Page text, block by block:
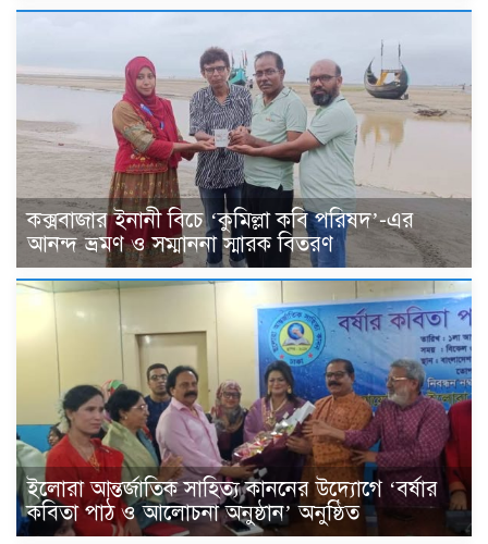
কক্সবাজার ইনানী বিচে ‘কুমিল্লা কবি পরিষদ’-এর
আনন্দ ভ্রমণ ও সম্মাননা স্মারক বিতরণ
ইলোরা আন্তর্জাতিক সাহিত্য কাননের উদ্যোগে ‘বর্ষার
কবিতা পাঠ ও আলোচনা অনুষ্ঠান’ অনুষ্ঠিত